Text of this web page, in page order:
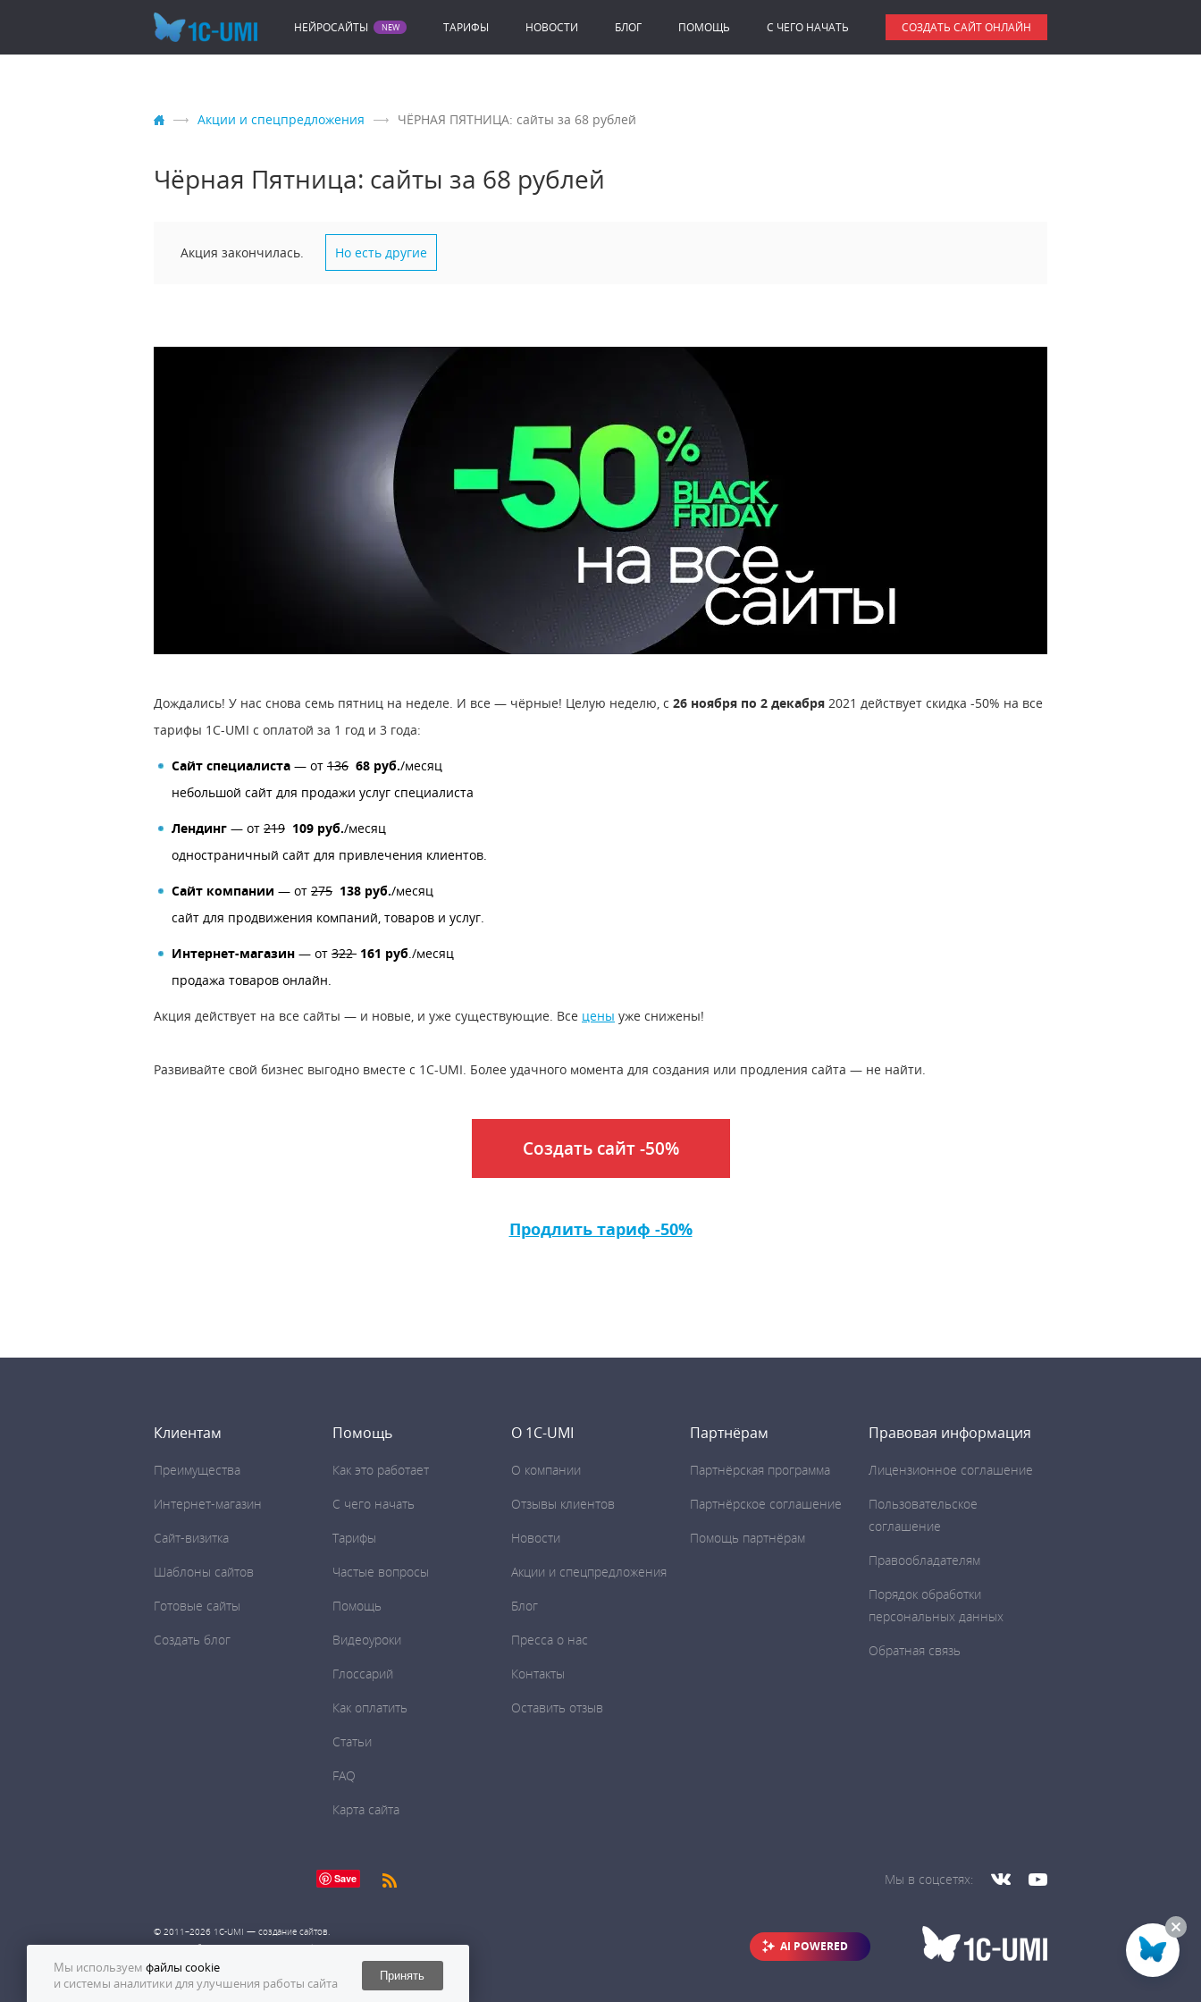
НЕЙРОСАЙТЫ ТАРИФЫ НОВОСТИ БЛОГ ПОМОЩЬ C ЧЕГО НАЧАТЬ СОЗДАТЬ САЙТ ОНЛАЙН
Акции и спецпредложения ЧЁРНАЯ ПЯТНИЦА: сайты за 68 рублей
Чёрная Пятница: сайты за 68 рублей
Акция закончилась. Но есть другие
Дождались! У нас снова семь пятниц на неделе. И все ― чёрные! Целую неделю, с 26 ноября по 2 декабря 2021 действует скидка -50% на все
тарифы 1C-UMI с оплатой за 1 год и 3 года:
Сайт специалиста — от 136 68 руб./месяц
небольшой сайт для продажи услуг специалиста
Лендинг ― от 219 109 руб./месяц
одностраничный сайт для привлечения клиентов.
Сайт компании ― от 275 138 руб./месяц
сайт для продвижения компаний, товаров и услуг.
Интернет-магазин — от 322 161 руб./месяц
продажа товаров онлайн.
Акция действует на все сайты — и новые, и уже существующие. Все цены уже снижены!
Развивайте свой бизнес выгодно вместе с 1С-UMI. Более удачного момента для создания или продления сайта ― не найти.
Создать сайт -50%
Продлить тариф -50%
Клиентам
Преимущества
Интернет-магазин
Сайт-визитка
Шаблоны сайтов
Готовые сайты
Создать блог
Помощь
Как это работает
C чего начать
Тарифы
Частые вопросы
Помощь
Видеоуроки
Глоссарий
Как оплатить
Статьи
FAQ
Карта сайта
О 1C-UMI
О компании
Отзывы клиентов
Новости
Акции и спецпредложения
Блог
Пресса о нас
Контакты
Оставить отзыв
Партнёрам
Партнёрская программа
Партнёрское соглашение
Помощь партнёрам
Правовая информация
Лицензионное соглашение
Пользовательское
соглашение
Правообладателям
Порядок обработки
персональных данных
Обратная связь
Save
© 2011–2026 1С-UMI — создание сайтов.
Сервис работает на платформе UMI.Cloud.
Мы в соцсетях:
AI POWERED
Мы используем файлы cookie
и системы аналитики для улучшения работы сайта
Принять